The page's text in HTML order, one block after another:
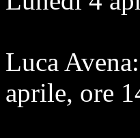
Luca
aprile, ore